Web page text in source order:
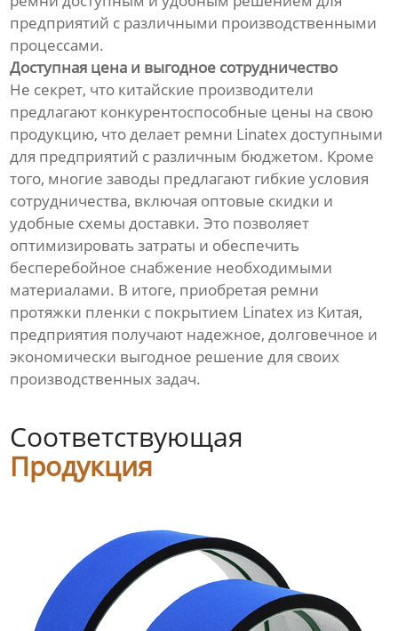
предприятий с различными производственными
процессами.
Доступная цена и выгодное сотрудничество
Не секрет, что китайские производители
предлагают конкурентоспособные цены на свою
продукцию, что делает ремни Linatex доступными
для предприятий с различным бюджетом. Кроме
того, многие заводы предлагают гибкие условия
сотрудничества, включая оптовые скидки и
удобные схемы доставки. Это позволяет
оптимизировать затраты и обеспечить
бесперебойное снабжение необходимыми
материалами. В итоге, приобретая ремни
протяжки пленки с покрытием Linatex из Китая,
предприятия получают надежное, долговечное и
экономически выгодное решение для своих
производственных задач.
Соответствующая
Продукция